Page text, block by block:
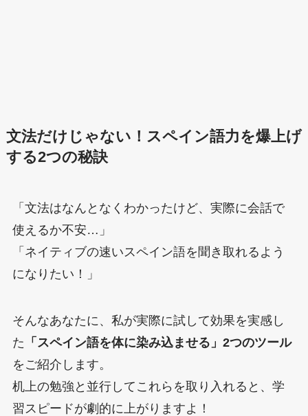
文法だけじゃない！スペイン語力を爆上げ
する2つの秘訣
「文法はなんとなくわかったけど、実際に会話で
使えるか不安…」
「ネイティブの速いスペイン語を聞き取れるよう
になりたい！」
そんなあなたに、私が実際に試して効果を実感し
た 「スペイン語を体に染み込ませる」2つのツール
をご紹介します。
机上の勉強と並行してこれらを取り入れると、学
習スピードが劇的に上がりますよ！